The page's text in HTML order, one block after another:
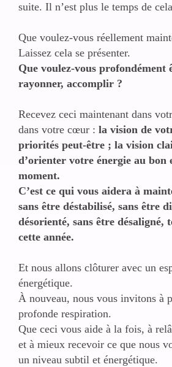
suite. Il n’est plus le temps de
Que voulez-vous réellement
Laissez cela se présenter.
Que voulez-vous profondément
rayonner, accomplir ?
Recevez ceci maintenant dans
dans votre cœur : la vision de
priorités peut-être ; la vision
d’orienter votre énergie au bon
moment.
C’est ce qui vous aidera à
sans être déstabilisé, sans être
désorienté, sans être désaligné,
cette année.
Et nous allons clôturer avec un
énergétique.
À nouveau, nous vous invitons à
profonde respiration.
Que ceci vous aide à la fois, à
et à mieux recevoir ce que nous
un niveau subtil et énergétique.